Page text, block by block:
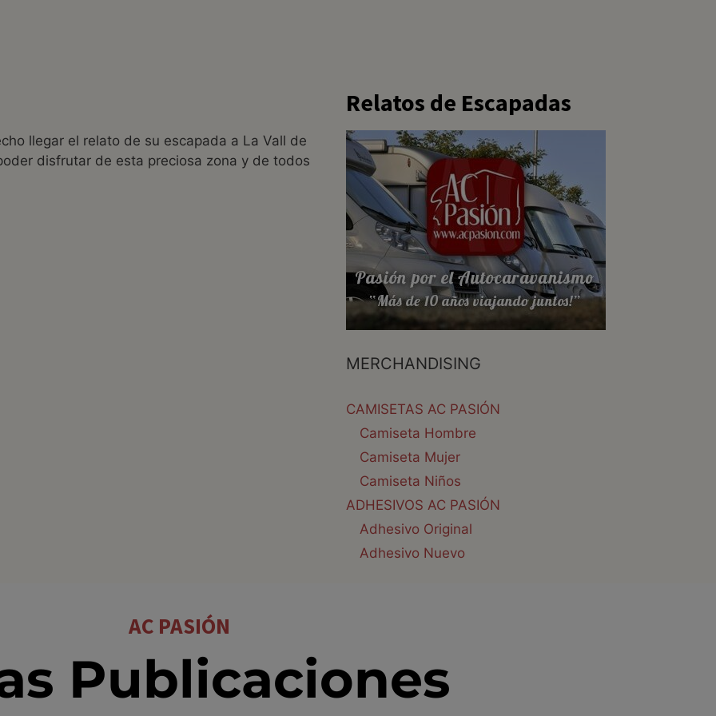
llegar el relato de su escapada a La Vall de
disfrutar de esta preciosa zona y de todos
Relatos de Escapadas
MERCHANDISING
CAMISETAS AC PASIÓN
Camiseta Hombre
Camiseta Mujer
Camiseta Niños
ADHESIVOS AC PASIÓN
Adhesivo Original
Adhesivo Nuevo
AC PASIÓN
Publicaciones